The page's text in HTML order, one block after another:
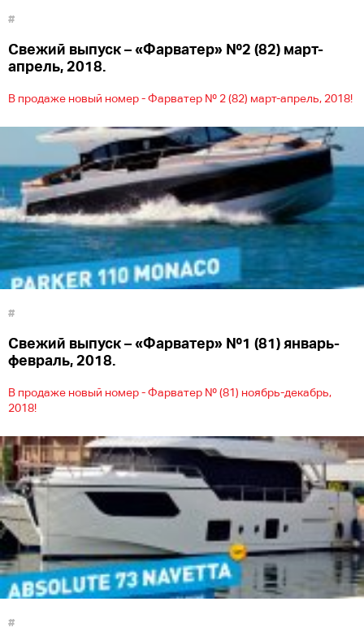
#
Cвежий выпуск – «Фарватер» №2 (82) март-
апрель, 2018.
В продаже новый номер - Фарватер № 2 (82) март-апрель, 2018!
#
Cвежий выпуск – «Фарватер» №1 (81) январь-
февраль, 2018.
В продаже новый номер - Фарватер № (81) ноябрь-декабрь,
2018!
#